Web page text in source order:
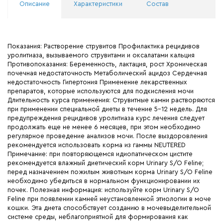
Описание Характеристики Состав
Показания: Растворение струвитов Профилактика рецидивов
уролитиаза, вызываемого струвитами и оксалатами кальция
Противопоказания: Беременность, лактация, рост Хроническая
почечная недостаточность Метаболический ацидоз Сердечная
недостаточность Гипертония Применение лекарственных
препаратов, которые используются для подкисления мочи
Длительность курса применения: Струвитные камни растворяются
при применении специальной диеты в течение 5-12 недель. Для
предупреждения рецидивов уролитиаза курс лечения следует
продолжать еще не менее 6 месяцев, при этом необходимо
регулярное проведение анализов мочи. После выздоровления
рекомендуется использовать корма из гаммы NEUTERED
Примечание: при повторяющемся идиопатическом цистите
рекомендуется влажный диетический корм Urinary S/O Feline;
перед назначением пожилым животным корма Urinary S/O Feline
необходимо убедиться в нормальном функционировании их
почек. Полезная информация: используйте корм Urinary S/O
Feline при появлении камней неустановленной этиологии в моче
кошки. Эта диета способствует созданию в мочевыделительной
системе среды, неблагоприятной для формирования как